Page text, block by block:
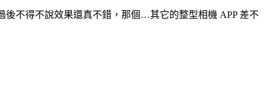
後不得不說效果還真不錯，那個…其它的整型相機 APP 差不